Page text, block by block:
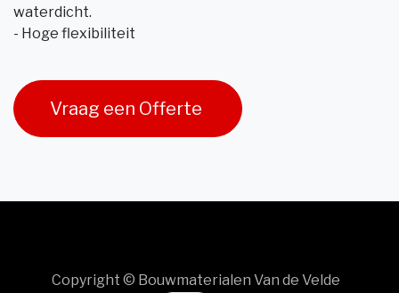
waterdicht.
- Hoge flexibiliteit
Vraag een Offerte
Copyright © Bouwmaterialen Van de Velde